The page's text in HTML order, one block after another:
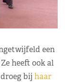
een
heeft ook al
bij haar